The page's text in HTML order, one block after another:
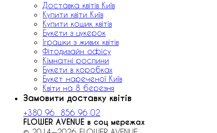
Доставка квітів Київ
Купити квіти Київ
Купити кошик квітів
Букети з цукерок
Іграшки з живих квітів
Фітодизайн офісу
Кімнатні рослини
Букети в коробках
Букет нареченої Київ
Квіти на 8 березня
Замовити доставку квітів
+380 96 856 96 02
FLOWER AVENUE в соц мережах